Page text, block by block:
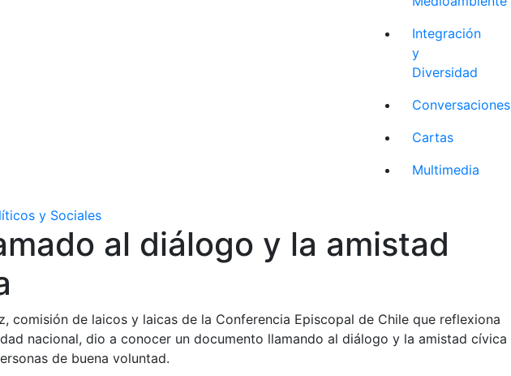
Integración
y
Diversidad
Conversaciones
Cartas
Multimedia
y Sociales
al diálogo y la amistad
comisión de laicos y laicas de la Conferencia Episcopal de Chile que reflexiona
nacional, dio a conocer un documento llamando al diálogo y la amistad cívica
de buena voluntad.